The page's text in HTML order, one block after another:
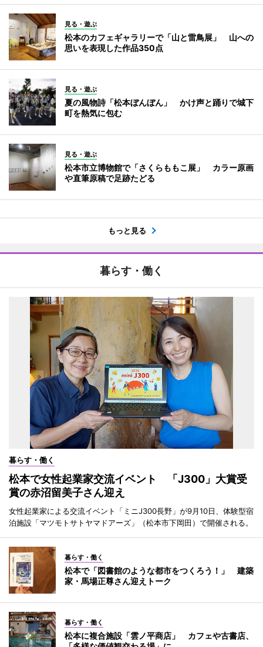
見る・遊ぶ
松本のカフェギャラリーで「山と雷鳥展」 山への
思いを表現した作品350点
見る・遊ぶ
夏の風物詩「松本ぼんぼん」 かけ声と踊りで城下
町を熱気に包む
見る・遊ぶ
松本市立博物館で「さくらももこ展」 カラー原画
や直筆原稿で足跡たどる
もっと見る
暮らす・働く
暮らす・働く
松本で女性起業家交流イベント 「J300」大賞受
賞の赤沼留美子さん迎え
女性起業家による交流イベント「ミニJ300長野」が9月10日、体験型宿
泊施設「マツモトサトヤマドアーズ」（松本市下岡田）で開催される。
暮らす・働く
松本で「図書館のような都市をつくろう！」 建築
家・馬場正尊さん迎えトーク
暮らす・働く
松本に複合施設「雲ノ平商店」 カフェや古書店、